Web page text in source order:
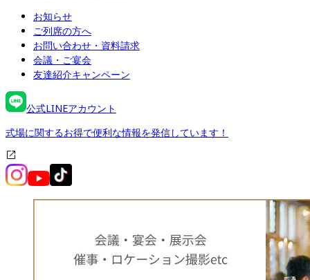
お知らせ
ご列席の方へ
お問い合わせ・資料請求
会議・ご宴会
友達紹介キャンペーン
公式LINEアカウント
式場に関するお得で便利な情報を発信しています！